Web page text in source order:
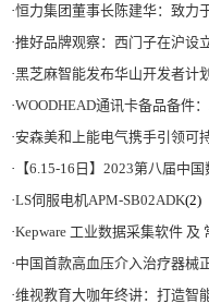
·恒力集团董事长陈建华：致力于打造全球行业标杆，为
·推好品牌观察：西门子在沪设
·黑芝麻智能发布华山开发者计
·WOODHEAD通讯卡备品备件：
·安森美和上能电气携手引领可持续能源应用的发展 两
· 【6.15-16日】2023第八届中
·LS伺服电机APM-SB02ADK(2)
·Kepware 工业数据采集软件 及
·中国首款高血压介入治疗器械
·维视教育大咖年终讲：打造智